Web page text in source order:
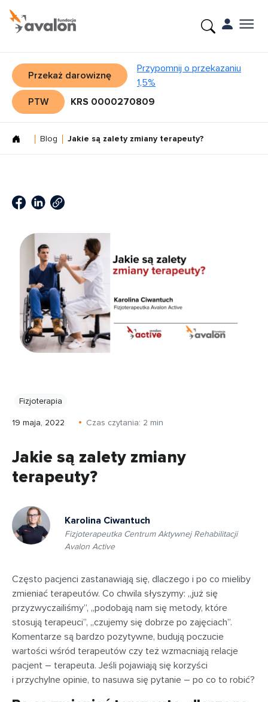
Przekaż darowiznę
Przypomnij o przekazaniu
1,5%
PTW
KRS 0000270809
Blog Jakie są zalety zmiany terapeuty?
Fizjoterapia
19 maja, 2022 Czas czytania: 2 min
Jakie są zalety zmiany
terapeuty?
Karolina Ciwantuch
Fizjoterapeutka Centrum Aktywnej Rehabilitacji
Avalon Active
Często pacjenci zastanawiają się, dlaczego i po co mieliby
zmieniać terapeutów. Co chwila słyszymy: „już się
przyzwyczailiśmy”, „podobają nam się metody, które
stosują terapeuci”, „czujemy się dobrze po zajęciach”.
Komentarze są bardzo pozytywne, budują poczucie
wartości wśród terapeutów czy też wzmacniają relacje
pacjent – terapeuta. Jeśli pojawiają się korzyści
i przychylne opinie, to nasuwa się pytanie – po co to robić?